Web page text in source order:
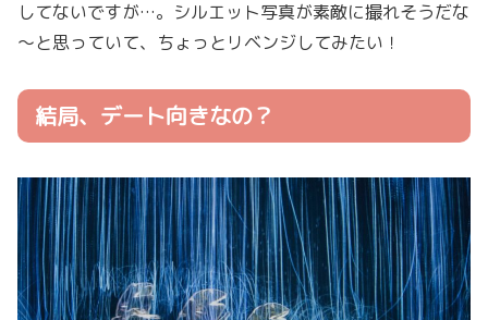
してないですが…。シルエット写真が素敵に撮れそうだな
～と思っていて、ちょっとリベンジしてみたい！
結局、デート向きなの？